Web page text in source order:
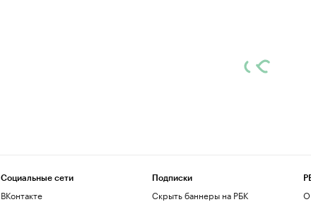
Социальные сети
ВКонтакте
Подписки
Скрыть баннеры на РБК
О